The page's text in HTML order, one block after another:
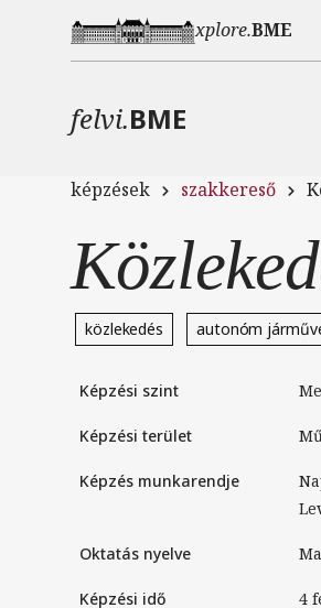
Ugrás a tartalomra
xplore.BME
felvi.BME
képzések szakkereső
közlekedés autonóm
Képzési szint
Képzési terület
Képzés munkarendje
Oktatás nyelve
Képzési idő 4